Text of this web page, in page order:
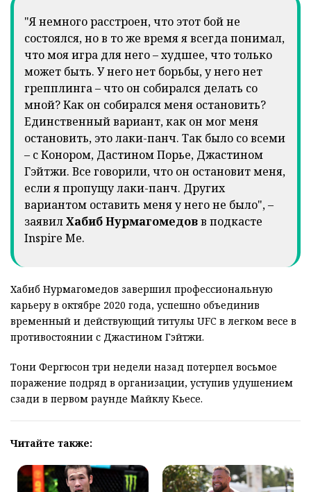
"Я немного расстроен, что этот бой не
состоялся, но в то же время я всегда понимал,
что моя игра для него – худшее, что только
может быть. У него нет борьбы, у него нет
грепплинга – что он собирался делать со
мной? Как он собирался меня остановить?
Единственный вариант, как он мог меня
остановить, это лаки-панч. Так было со всеми
– с Конором, Дастином Порье, Джастином
Гэйтжи. Все говорили, что он остановит меня,
если я пропущу лаки-панч. Других
вариантом оставить меня у него не было", –
заявилХабиб Нурмагомедовв подкасте
Inspire Me.
Хабиб Нурмагомедов завершил профессиональную
карьеру в октябре 2020 года, успешно объединив
временный и действующий титулы UFC в легком весе в
противостоянии с Джастином Гэйтжи.
Тони Фергюсон три недели назад потерпел восьмое
поражение подряд в организации, уступив удушением
сзади в первом раунде Майклу Кьесе.
Читайте также: